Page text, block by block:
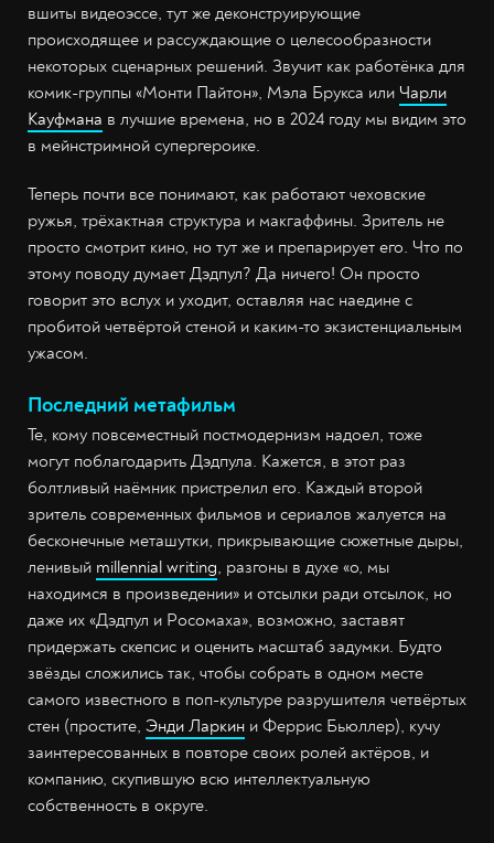
вшиты видеоэссе, тут же деконструирующие
происходящее и рассуждающие о целесообразности
некоторых сценарных решений. Звучит как работёнка для
комик-группы «Монти Пайтон», Мэла Брукса или Чарли
Кауфмана в лучшие времена, но в 2024 году мы видим это
в мейнстримной супергероике.
Теперь почти все понимают, как работают чеховские
ружья, трёхактная структура и макгаффины. Зритель не
просто смотрит кино, но тут же и препарирует его. Что по
этому поводу думает Дэдпул? Да ничего! Он просто
говорит это вслух и уходит, оставляя нас наедине с
пробитой четвёртой стеной и каким-то экзистенциальным
ужасом.
Последний метафильм
Те, кому повсеместный постмодернизм надоел, тоже
могут поблагодарить Дэдпула. Кажется, в этот раз
болтливый наёмник пристрелил его. Каждый второй
зритель современных фильмов и сериалов жалуется на
бесконечные меташутки, прикрывающие сюжетные дыры,
ленивый millennial writing, разгоны в духе «о, мы
находимся в произведении» и отсылки ради отсылок, но
даже их «Дэдпул и Росомаха», возможно, заставят
придержать скепсис и оценить масштаб задумки. Будто
звёзды сложились так, чтобы собрать в одном месте
самого известного в поп-культуре разрушителя четвёртых
стен (простите, Энди Ларкин и Феррис Бьюллер), кучу
заинтересованных в повторе своих ролей актёров, и
компанию, скупившую всю интеллектуальную
собственность в округе.